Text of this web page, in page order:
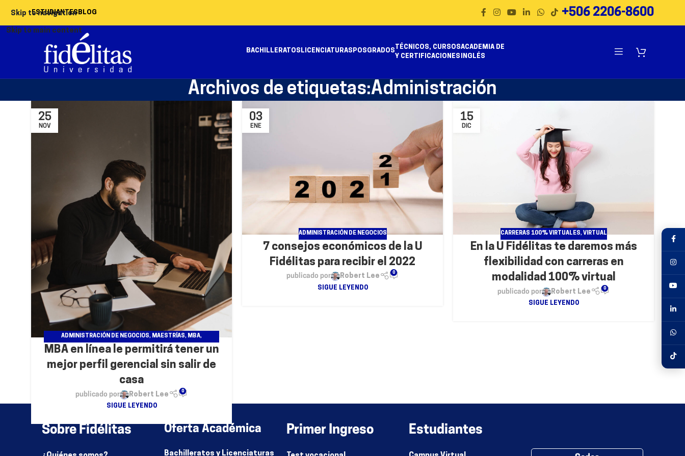
Skip to navigation
Skip to main content
ESTUDIANTES BLOG +506 2206-8600
BACHILLERATOS LICENCIATURAS POSGRADOS
TÉCNICOS, CURSOS
Y CERTIFICACIONES
ACADEMIA DE
INGLÉS
Archivos de etiquetas:Administración
25
NOV
ADMINISTRACIÓN DE NEGOCIOS, MAESTRÍAS, MBA,
POSGRADOS
MBA en línea le permitirá tener un
mejor perfil gerencial sin salir de
casa
publicado por Robert Lee 0
SIGUE LEYENDO
03
ENE
ADMINISTRACIÓN DE NEGOCIOS
7 consejos económicos de la U
Fidélitas para recibir el 2022
publicado por Robert Lee 0
SIGUE LEYENDO
15
DIC
CARRERAS 100% VIRTUALES,VIRTUAL
En la U Fidélitas te daremos más
flexibilidad con carreras en
modalidad 100% virtual
publicado por Robert Lee 0
SIGUE LEYENDO
Sobre Fidélitas Oferta Académica
Bachilleratos y Licenciaturas
Primer Ingreso Estudiantes